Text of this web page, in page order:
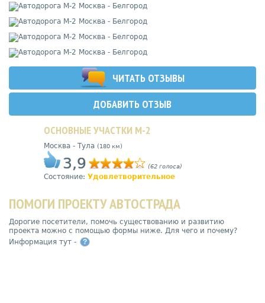
ЧИТАТЬ ОТЗЫВЫ
ДОБАВИТЬ ОТЗЫВ
ОСНОВНЫЕ УЧАСТКИ М-2
Москва - Тула (180 км)
3,9 (62 голоса)
Состояние: Удовлетворительное
ПОМОГИ ПРОЕКТУ АВТОСТРАДА
Дорогие посетители, помочь существованию и развитию
проекта можно с помощью формы ниже. Для чего и почему?
Информация тут -
?